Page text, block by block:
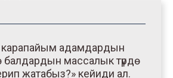
карапайым адамдардын
балдардын массалык түрдө
жатабыз?» кейиди ал.